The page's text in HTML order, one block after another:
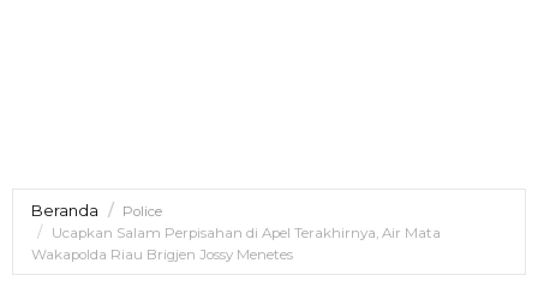
Beranda
Police
Ucapkan Salam Perpisahan di Apel Terakhirnya, Air Mata
Wakapolda Riau Brigjen Jossy Menetes